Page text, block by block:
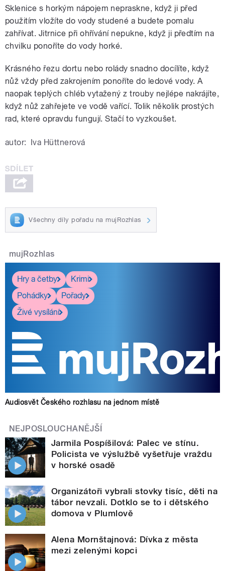
Sklenice s horkým nápojem nepraskne, když ji před
použitím vložíte do vody studené a budete pomalu
zahřívat. Jitrnice při ohřívání nepukne, když ji předtím na
chvilku ponoříte do vody horké.
Krásného řezu dortu nebo rolády snadno docílíte, když
nůž vždy před zakrojením ponoříte do ledové vody. A
naopak teplých chléb vytažený z trouby nejlépe nakrájíte,
když nůž zahřejete ve vodě vařící. Tolik několik prostých
rad, které opravdu fungují. Stačí to vyzkoušet.
autor: Iva Hüttnerová
Všechny díly pořadu na mujRozhlas
mujRozhlas
Hry a četby
Krimi
Pohádky
Pořady
Živé vysílání
Audiosvět Českého rozhlasu na jednom místě
NEJPOSLOUCHANĚJŠÍ
Jarmila Pospíšilová: Palec ve stínu.
Policista ve výslužbě vyšetřuje vraždu
v horské osadě
Organizátoři vybrali stovky tisíc, děti na
tábor nevzali. Dotklo se to i dětského
domova v Plumlově
Alena Mornštajnová: Dívka z města
mezi zelenými kopci